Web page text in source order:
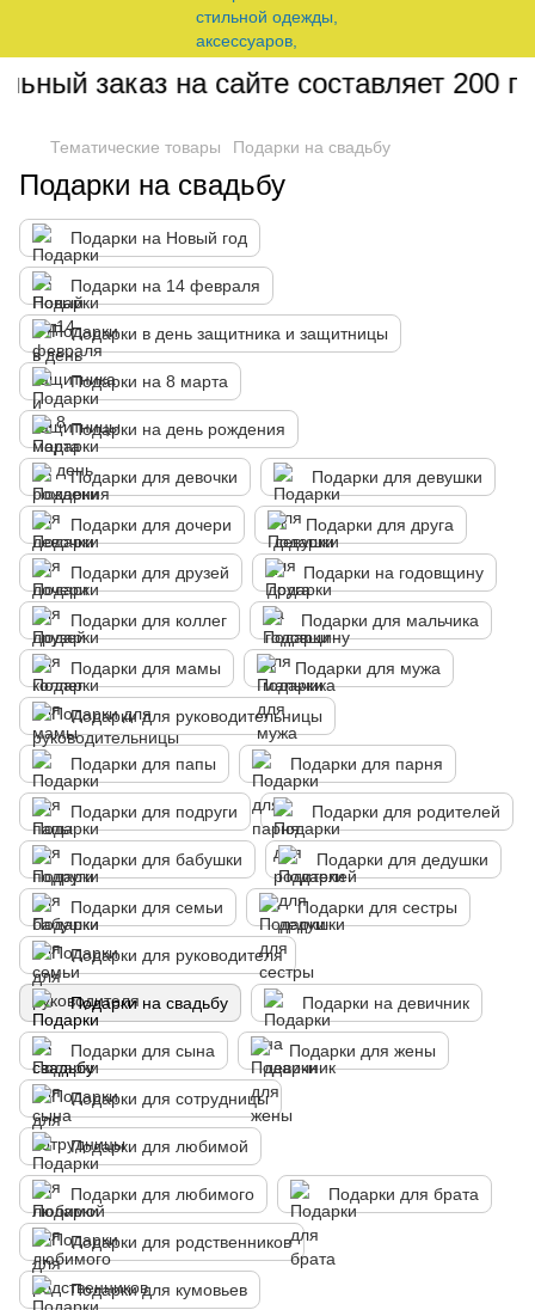
заказ на сайте составляет 200 грн
Тематические товары Подарки на свадьбу
Подарки на свадьбу
Подарки на Новый год
Подарки на 14 февраля
Подарки в день защитника и защитницы
Подарки на 8 марта
Подарки на день рождения
Подарки для девочки Подарки для девушки
Подарки для дочери Подарки для друга
Подарки для друзей Подарки на годовщину
Подарки для коллег Подарки для мальчика
Подарки для мамы Подарки для мужа
Подарки для руководительницы
Подарки для папы Подарки для парня
Подарки для подруги Подарки для родителей
Подарки для бабушки Подарки для дедушки
Подарки для семьи Подарки для сестры
Подарки для руководителя
Подарки на свадьбу Подарки на девичник
Подарки для сына Подарки для жены
Подарки для сотрудницы
Подарки для любимой
Подарки для любимого Подарки для брата
Подарки для родственников
Подарки для кумовьев